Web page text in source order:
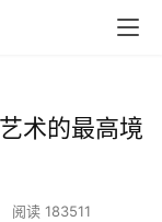
术的最高境
阅读 183511